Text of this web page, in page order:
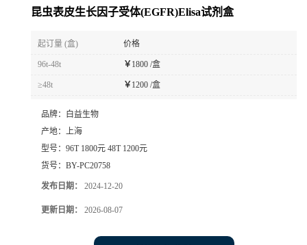
昆虫表皮生长因子受体(EGFR)Elisa试剂盒
起订量 (盒) 价格
96t-48t ￥ 1800 /盒
≥48t ￥ 1200 /盒
品牌：
白益生物
产地： 上海
型号： 96T 1800元 48T 1200元
货号： BY-PC20758
发布日期： 2024-12-20
更新日期： 2026-08-07